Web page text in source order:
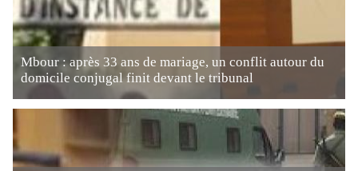
Mbour : après 33 ans de mariage, un conflit autour du
domicile conjugal finit devant le tribunal